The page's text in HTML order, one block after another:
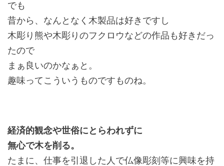
でも
昔から、なんとなく木製品は好きですし
木彫り熊や木彫りのフクロウなどの作品も好きだっ
たので
まぁ良いのかなぁと。
趣味ってこういうものですものね。
経済的観念や世俗にとらわれずに
無心で木を削る。
たまに、仕事を引退した人で仏像彫刻等に興味を持